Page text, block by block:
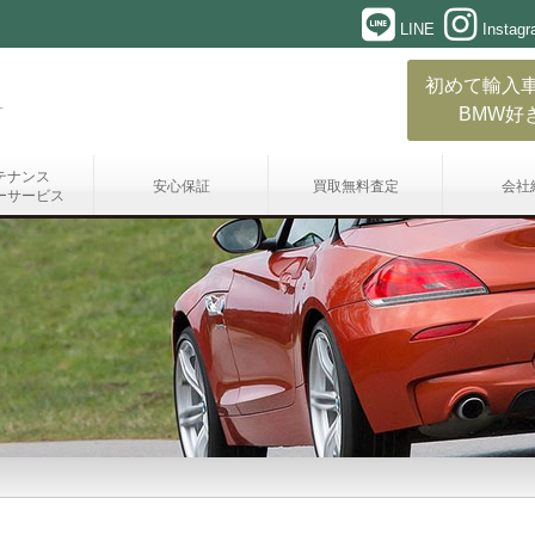
LINE
初めて輸入
BMW好
ナンス
サービス
安心保証 買取無料査定 会社